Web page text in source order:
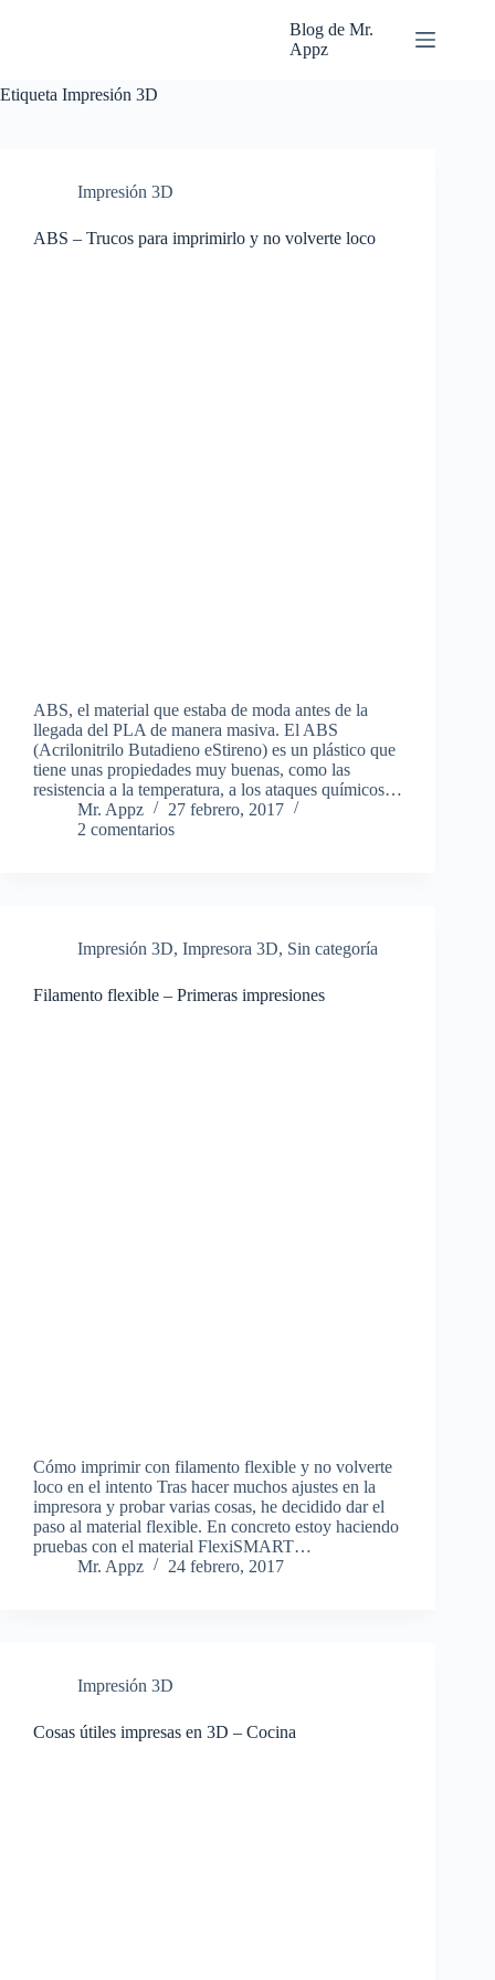
Blog de Mr.
Appz
Etiqueta Impresión 3D
Impresión 3D
ABS – Trucos para imprimirlo y no volverte loco
ABS, el material que estaba de moda antes de la
llegada del PLA de manera masiva. El ABS
(Acrilonitrilo Butadieno eStireno) es un plástico que
tiene unas propiedades muy buenas, como las
resistencia a la temperatura, a los ataques químicos…
Mr. Appz
27 febrero, 2017
2 comentarios
Impresión 3D, Impresora 3D, Sin categoría
Filamento flexible – Primeras impresiones
Cómo imprimir con filamento flexible y no volverte
loco en el intento Tras hacer muchos ajustes en la
impresora y probar varias cosas, he decidido dar el
paso al material flexible. En concreto estoy haciendo
pruebas con el material FlexiSMART…
Mr. Appz
24 febrero, 2017
Impresión 3D
Cosas útiles impresas en 3D – Cocina